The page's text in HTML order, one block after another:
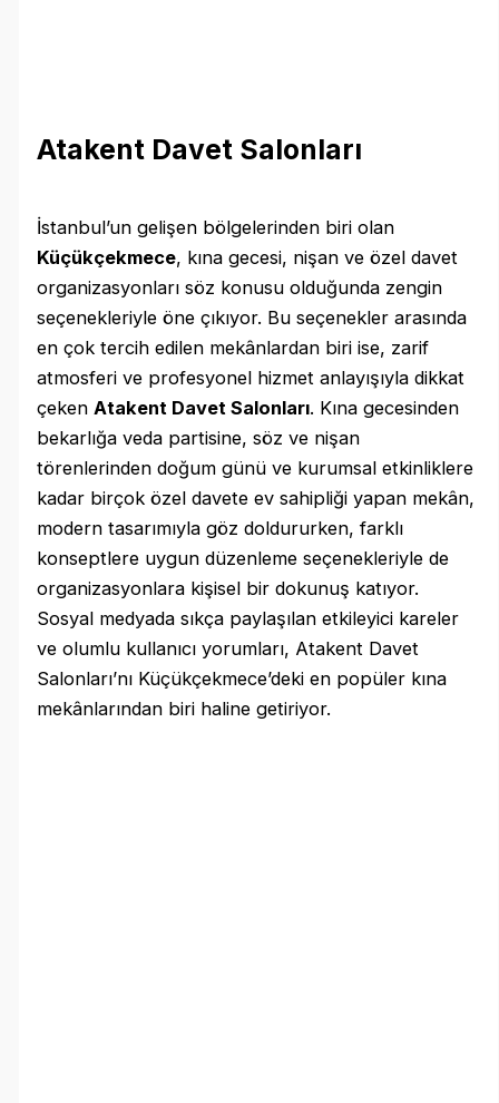
Atakent Davet Salonları
İstanbul’un gelişen bölgelerinden biri olan
Küçükçekmece, kına gecesi, nişan ve özel davet
organizasyonları söz konusu olduğunda zengin
seçenekleriyle öne çıkıyor. Bu seçenekler arasında
en çok tercih edilen mekânlardan biri ise, zarif
atmosferi ve profesyonel hizmet anlayışıyla dikkat
çeken Atakent Davet Salonları. Kına gecesinden
bekarlığa veda partisine, söz ve nişan
törenlerinden doğum günü ve kurumsal etkinliklere
kadar birçok özel davete ev sahipliği yapan mekân,
modern tasarımıyla göz doldururken, farklı
konseptlere uygun düzenleme seçenekleriyle de
organizasyonlara kişisel bir dokunuş katıyor.
Sosyal medyada sıkça paylaşılan etkileyici kareler
ve olumlu kullanıcı yorumları, Atakent Davet
Salonları’nı Küçükçekmece’deki en popüler kına
mekânlarından biri haline getiriyor.